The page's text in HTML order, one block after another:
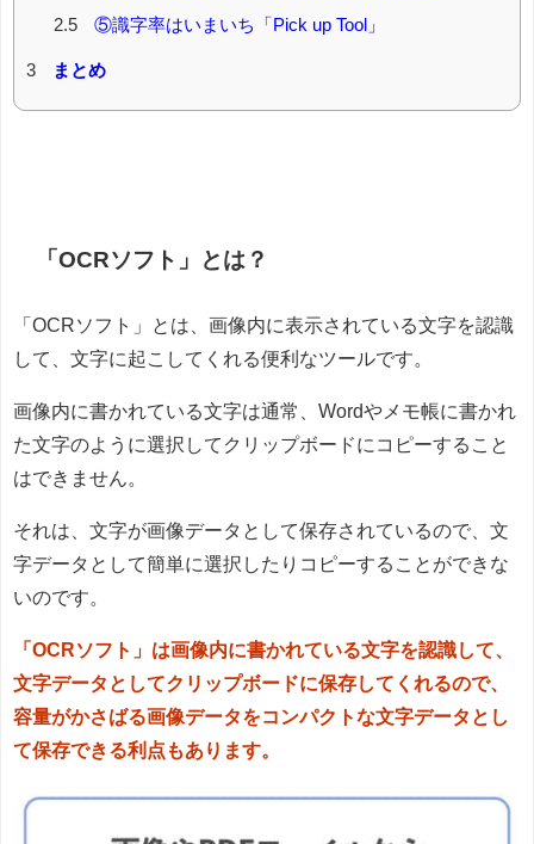
2.5 ⑤識字率はいまいち「Pick up Tool」
3 まとめ
「OCRソフト」とは？
「OCRソフト」とは、画像内に表示されている文字を認識
して、文字に起こしてくれる便利なツールです。
画像内に書かれている文字は通常、Wordやメモ帳に書かれ
た文字のように選択してクリップボードにコピーすること
はできません。
それは、文字が画像データとして保存されているので、文
字データとして簡単に選択したりコピーすることができな
いのです。
「OCRソフト」は画像内に書かれている文字を認識して、
文字データとしてクリップボードに保存してくれるので、
容量がかさばる画像データをコンパクトな文字データとし
て保存できる利点もあります。